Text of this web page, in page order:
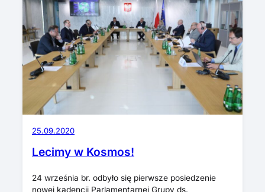
25.09.2020
Lecimy w Kosmos!
24 września br. odbyło się pierwsze posiedzenie
nowej kadencji Parlamentarnej Grupy ds.